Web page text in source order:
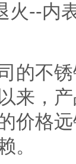
火--内
的不锈
来，
价格
。